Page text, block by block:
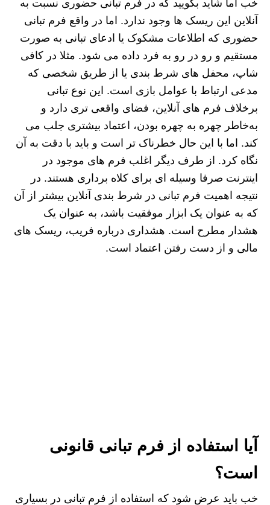
خب اما شاید بگویید که در فرم تبانی حضوری نسبت به
آنلاین این ریسک ها وجود ندارد. اما در واقع فرم تبانی
حضوری که اطلاعات مشکوک یا ادعای تبانی به صورت
مستقیم و رو در رو به فرد داده می شود. مثلا در کافی
شاپ، محفل‌ های شرط بندی یا از طریق شخصی که
مدعی ارتباط با عوامل بازی است. این نوع تبانی
برخلاف فرم های آنلاین، فضای واقعی‌ تری دارد و
به‌خاطر چهره به چهره بودن، اعتماد بیشتری جلب می‌
کند. اما با این حال خطرناک‌ تر است و باید با دقت به آن
نگاه کرد. از طرف دیگر اغلب فرم‌ های موجود در
اینترنت صرفا وسیله‌ ای برای کلاه‌ برداری هستند. در
نتیجه اهمیت فرم تبانی در شرط بندی آنلاین بیشتر از آن
که به عنوان یک ابزار موفقیت باشد، به عنوان یک
هشدار مطرح است. هشداری درباره فریب، ریسک‌ های
مالی و از دست رفتن اعتماد است.
آیا استفاده از فرم تبانی قانونی
است؟
خب باید عرض شود که استفاده از فرم تبانی در بسیاری